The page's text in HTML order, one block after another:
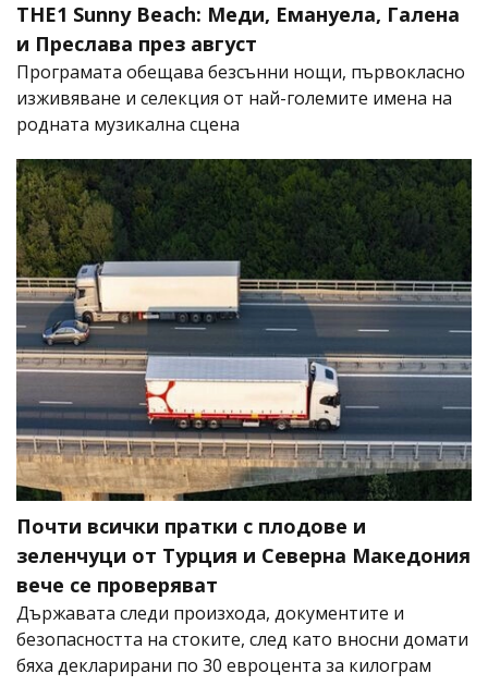
THE1 Sunny Beach: Меди, Емануела, Галена
и Преслава през август
Програмата обещава безсънни нощи, първокласно
изживяване и селекция от най-големите имена на
родната музикална сцена
Почти всички пратки с плодове и
зеленчуци от Турция и Северна Македония
вече се проверяват
Държавата следи произхода, документите и
безопасността на стоките, след като вносни домати
бяха декларирани по 30 евроцента за килограм